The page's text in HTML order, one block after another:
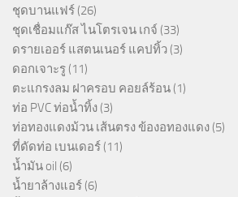
ชุดบานแฟร์ (26)
ชุดเชื่อมแก๊ส ไนโตรเจน เกจ์ (33)
ดรายเออร์ แสตนเนอร์ แคปทิ้ว (3)
ดอกเจาะรู (11)
ตะแกรงลม ฝาครอบ คอยล์ร้อน (1)
ท่อ PVC ท่อน้ำทิ้ง (3)
ท่อทองแดงม้วน เส้นตรง ข้องอทองแดง (5)
ที่ดัดท่อ เบนเดอร์ (11)
น้ำมัน oil (6)
น้ำยาล้างแอร์ (6)